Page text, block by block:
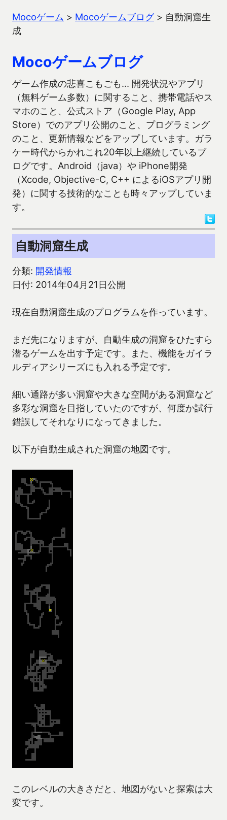
Mocoゲーム > Mocoゲームブログ> 自動洞窟生
成
Mocoゲームブログ
ゲーム作成の悲喜こもごも… 開発状況やアプリ
（無料ゲーム多数）に関すること、携帯電話やス
マホのこと、公式ストア（Google Play, App
Store）でのアプリ公開のこと、プログラミング
のこと、更新情報などをアップしています。ガラ
ケー時代からかれこれ20年以上継続しているブ
ログです。Android（java）や iPhone開発
（Xcode, Objective-C, C++ によるiOSアプリ開
発）に関する技術的なことも時々アップしていま
す。
自動洞窟生成
分類: 開発情報
日付: 2014年04月21日公開
現在自動洞窟生成のプログラムを作っています。
まだ先になりますが、自動生成の洞窟をひたすら
潜るゲームを出す予定です。また、機能をガイラ
ルディアシリーズにも入れる予定です。
細い通路が多い洞窟や大きな空間がある洞窟など
多彩な洞窟を目指していたのですが、何度か試行
錯誤してそれなりになってきました。
以下が自動生成された洞窟の地図です。
このレベルの大きさだと、地図がないと探索は大
変です。